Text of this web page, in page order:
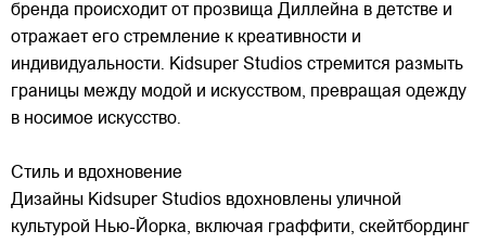
бренда происходит от прозвища Диллейна в детстве и
отражает его стремление к креативности и
индивидуальности. Kidsuper Studios стремится размыть
границы между модой и искусством, превращая одежду
в носимое искусство.
Стиль и вдохновение
Дизайны Kidsuper Studios вдохновлены уличной
культурой Нью-Йорка, включая граффити, скейтбординг